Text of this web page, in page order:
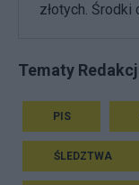
złotych. Środki
Tematy
PIS
ŚLEDZTWA